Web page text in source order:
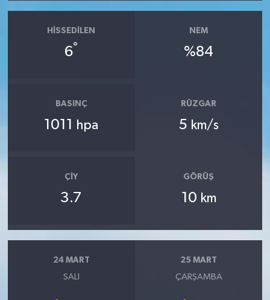
HISSEDILEN
6°
NEM
%84
BASINÇ
1011 hpa
RÜZGAR
5 km/s
ÇIY
3.7
GÖRÜŞ
10 km
24 MART
SALI
25 MART
ÇARŞAMBA